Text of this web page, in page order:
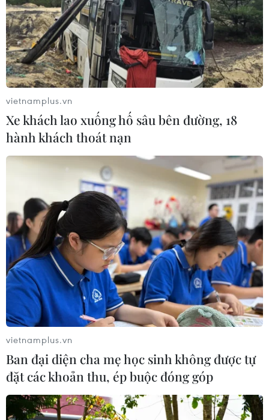
TIN CÙNG CHUYÊN MỤC
ASC 2026: Tiếp lửa đam mê khoa học
cho thế hệ trẻ Việt Nam
04/08/2026 14:08
Nghị quyết của Bộ Chính trị về công
tác người Việt Nam ở nước ngoài
04/08/2026 12:08
Việt Nam tham dự Trại hè Khoa học
châu Á 2026 tại Hong Kong
vietnamplus.vn
Xe khách lao xuống hố sâu bên đường, 18
hành khách thoát nạn
vietnamplus.vn
Ban đại diện cha mẹ học sinh không được tự
đặt các khoản thu, ép buộc đóng góp